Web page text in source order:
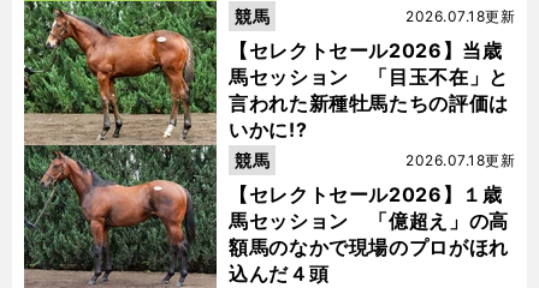
【セレクトセール2026】当歳
馬セッション 「目玉不在」と
言われた新種牡馬たちの評価は
いかに!?
2026.07.18更新
競馬
【セレクトセール2026】１歳
馬セッション 「億超え」の高
額馬のなかで現場のプロがほれ
込んだ４頭
2026.07.18更新
競馬